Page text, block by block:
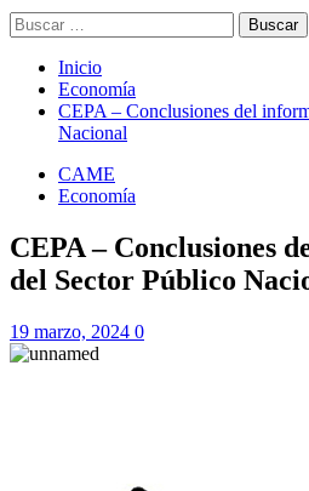
Buscar:
Inicio
Economía
CEPA – Conclusiones del
Nacional
CAME
Economía
CEPA – Conclusiones
del Sector Público
19 marzo, 2024 0